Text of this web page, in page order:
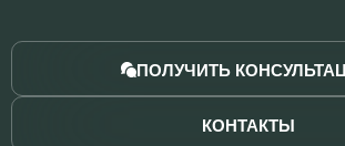
ПОЛУЧИТЬ
КОНТАКТЫ